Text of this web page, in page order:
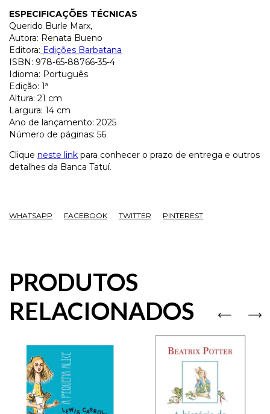
ESPECIFICAÇÕES TÉCNICAS
Querido Burle Marx,
Autora: Renata Bueno
Editora: Edições Barbatana
ISBN: 978-65-88766-35-4
Idioma: Português
Edição: 1ª
Altura: 21 cm
Largura: 14 cm
Ano de lançamento: 2025
Número de páginas: 56
Clique neste link para conhecer o prazo de entrega e outros
detalhes da Banca Tatuí.
WHATSAPP FACEBOOK TWITTER PINTEREST
PRODUTOS
RELACIONADOS